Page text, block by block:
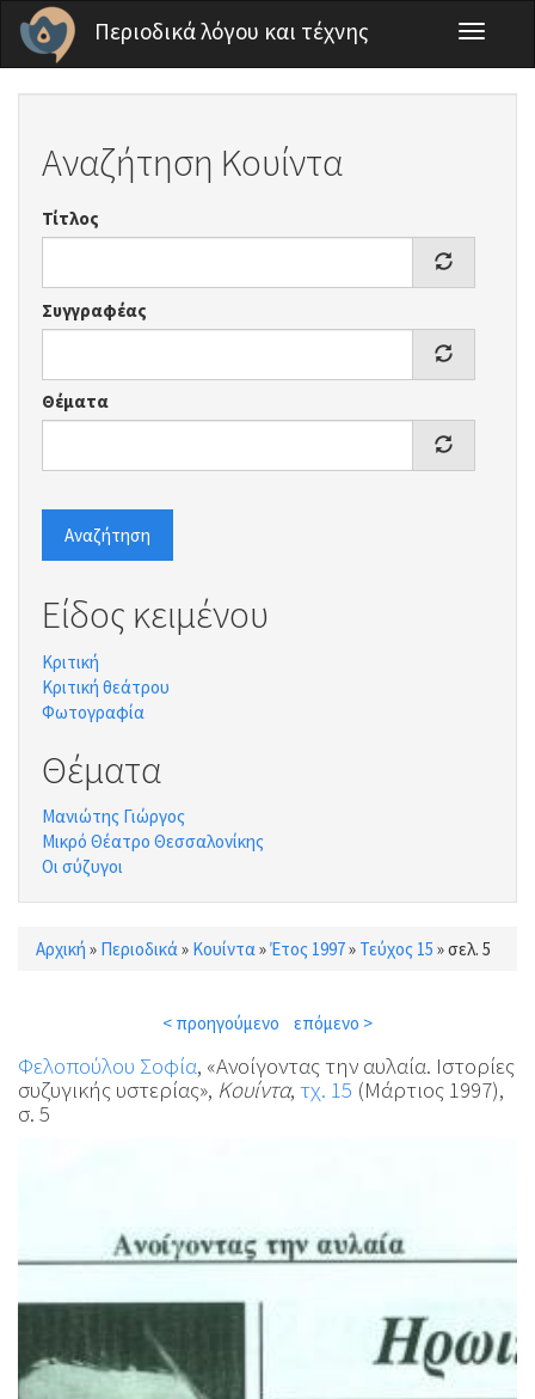
Παράκαμψη προς το κυρίως περιεχόμενο
Περιοδικά λόγου και τέχνης
Toggle
Αναζήτηση Κουίντα
Τίτλος
Συγγραφέας
Θέματα
Αναζήτηση
Είδος κειμένου
Κριτική
Κριτική θεάτρου
Φωτογραφία
Θέματα
Μανιώτης Γιώργος
Μικρό Θέατρο Θεσσαλονίκης
Οι σύζυγοι
Είστε εδώ
Αρχική » Περιοδικά» Κουίντα»Έτος 1997» Τεύχος 15 »σελ. 5
< προηγούμενο επόμενο >
Φελοπούλου Σοφία, «Ανοίγοντας την αυλαία. Ιστορίες
συζυγικής υστερίας», Κουίντα, τχ. 15 (Μάρτιος 1997),
σ. 5